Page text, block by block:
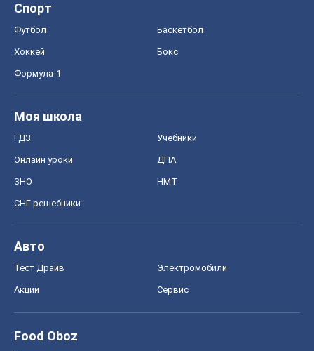
Спорт
Футбол Баскетбол
Хоккей Бокс
Формула-1
Моя школа
ГДЗ Учебники
Онлайн уроки ДПА
ЗНО НМТ
СНГ решебники
Авто
Тест Драйв Электромобили
Акции Сервис
Food Oboz